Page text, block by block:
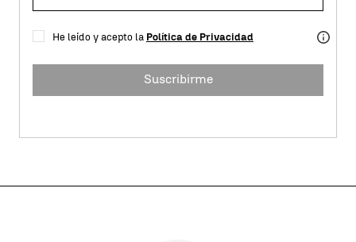
He leído y acepto la Política de Privacidad
Suscribirme